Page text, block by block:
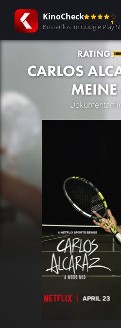
KinoCheck
Kostenlos im Google Play
RATING:
CARLOS
MEINE